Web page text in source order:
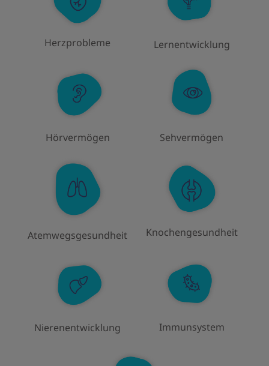
Herzprobleme Lernentwicklung
Hörvermögen Sehvermögen
Atemwegsgesundheit Knochengesundheit
Nierenentwicklung Immunsystem